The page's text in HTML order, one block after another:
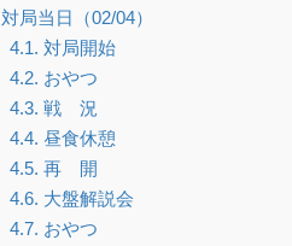
対局当日（02/04）
4.1. 対局開始
4.2. おやつ
4.3. 戦 況
4.4. 昼食休憩
4.5. 再 開
4.6. 大盤解説会
4.7. おやつ